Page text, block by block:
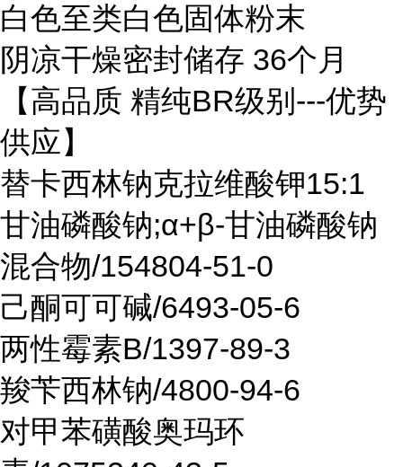
白色至类白色固体粉末
阴凉干燥密封储存 36个月
【高品质 精纯BR级别---优势
供应】
替卡西林钠克拉维酸钾15:1
甘油磷酸钠;α+β-甘油磷酸钠
混合物/154804-51-0
己酮可可碱/6493-05-6
两性霉素B/1397-89-3
羧苄西林钠/4800-94-6
对甲苯磺酸奥玛环